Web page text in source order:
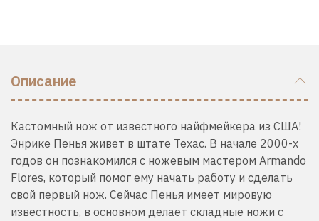
Описание
Кастомный нож от известного найфмейкера из США!
Энрике Пенья живет в штате Техас. В начале 2000-х
годов он познакомился с ножевым мастером Armando
Flores, который помог ему начать работу и сделать
свой первый нож. Сейчас Пенья имеет мировую
известность, в основном делает складные ножи с